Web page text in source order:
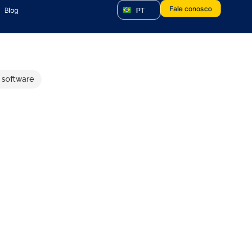
Blog PT Fale conosco
software